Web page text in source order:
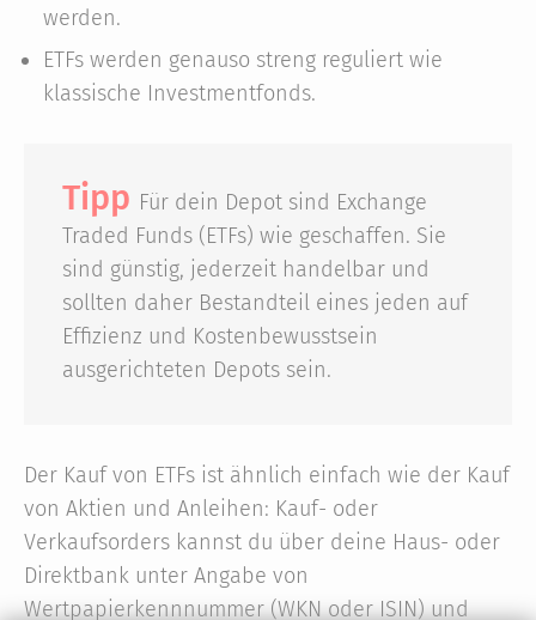
werden.
ETFs werden genauso streng reguliert wie
klassische Investmentfonds.
Tipp Für dein Depot sind Exchange
Traded Funds (ETFs) wie geschaffen. Sie
sind günstig, jederzeit handelbar und
sollten daher Bestandteil eines jeden auf
Effizienz und Kostenbewusstsein
ausgerichteten Depots sein.
Der Kauf von ETFs ist ähnlich einfach wie der Kauf
von Aktien und Anleihen: Kauf- oder
Verkaufsorders kannst du über deine Haus- oder
Direktbank unter Angabe von
Wertpapierkennnummer (WKN oder ISIN) und